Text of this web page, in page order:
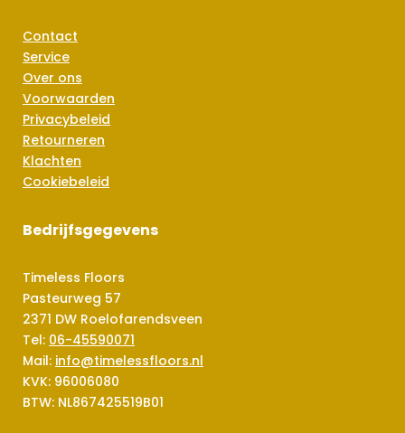
Contact
Service
Over ons
Voorwaarden
Privacybeleid
Retourneren
Klachten
Cookiebeleid
Bedrijfsgegevens
Timeless Floors
Pasteurweg 57
2371 DW Roelofarendsveen
Tel: 06-45590071
Mail: info@timelessfloors.nl
KVK: 96006080
BTW: NL867425519B01